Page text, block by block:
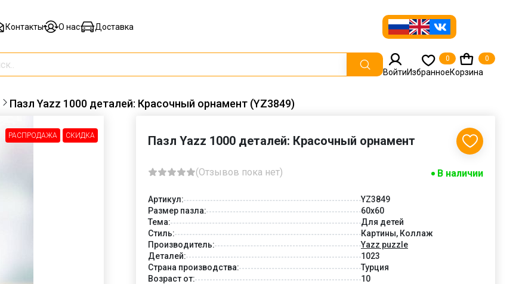
Контакты О нас Доставка
ВойтиИзбранное
0
Корзина
0
Пазл Yazz 1000 деталей: Красочный орнамент (YZ3849)
РАСПРОДАЖА СКИДКА СКИДКА -30%
Пазл Yazz 1000 деталей: Красочный орнамент
(Отзывов пока нет) В наличии
Артикул:
YZ3849
Размер пазла:
60x60
Тема:
Для детей
Стиль:
Картины, Коллаж
Производитель:
Yazz puzzle
Деталей:
1023
Страна производства:
Турция
Возраст от:
10